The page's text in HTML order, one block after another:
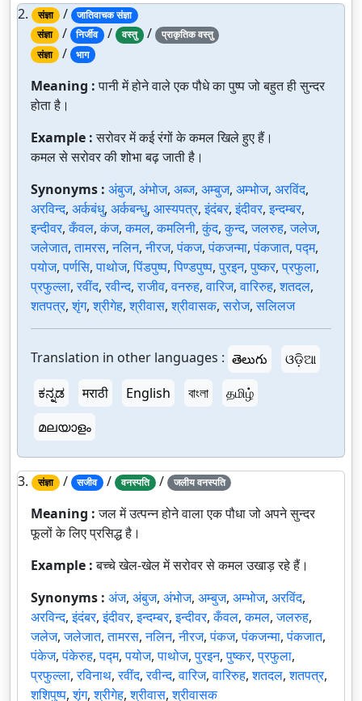
2. संज्ञा /
जातिवाचक संज्ञा
संज्ञा / निर्जीव / वस्तु /
प्राकृतिक वस्तु
संज्ञा / भाग
Meaning :पानी में होने वाले एक पौधे का पुष्प जो बहुत ही सुन्दर
होता है।
Example :सरोवर में कई रंगों के कमल खिले हुए हैं।
कमल से सरोवर की शोभा बढ़ जाती है।
Synonyms : अंबुज, अंभोज, अब्ज, अम्बुज, अम्भोज, अरविंद,
अरविन्द, अर्कबंधु, अर्कबन्धु, आस्यपत्र,इंदंबर,इंदीवर,इन्दम्बर,
इन्दीवर,कँवल,कंज,कमल,कमलिनी,कुंद,कुन्द,जलरुह,जलेज,
जलेजात,तामरस,नलिन,नीरज,पंकज,पंकजन्मा,पंकजात,पद्म,
पयोज,पर्णसि,पाथोज,पिंडपुष्प,पिण्डपुष्प,पुरइन,पुष्कर,प्रफुला,
प्रफुल्ला,रवींद,रवीन्द,राजीव,वनरुह,वारिज,वारिरुह,शतदल,
शतपत्र,शृंग,श्रीगेह,श्रीवास,श्रीवासक,सरोज,सलिलज
Translation in other languages : తెలుగు
ଓଡ଼ିଆ
ಕನ್ನಡ
मराठी English বাংলা
தமிழ்
മലയാളം
3. संज्ञा / सजीव / वनस्पति / जलीय वनस्पति
Meaning :जल में उत्पन्न होने वाला एक पौधा जो अपने सुन्दर
फूलों के लिए प्रसिद्ध है।
Example :बच्चे खेल-खेल में सरोवर से कमल उखाड़ रहे हैं।
Synonyms : अंज, अंबुज, अंभोज, अम्बुज, अम्भोज, अरविंद,
अरविन्द,इंदंबर,इंदीवर,इन्दम्बर,इन्दीवर,कँवल,कमल,जलरुह,
जलेज,जलेजात,तामरस,नलिन,नीरज,पंकज,पंकजन्मा,पंकजात,
पंकेज,पंकेरुह,पद्म,पयोज,पाथोज,पुरइन,पुष्कर,प्रफुला,
प्रफुल्ला,रविनाथ,रवींद,रवीन्द,वारिज,वारिरुह,शतदल,शतपत्र,
शशिपुष्प,शृंग,श्रीगेह,श्रीवास,श्रीवासक